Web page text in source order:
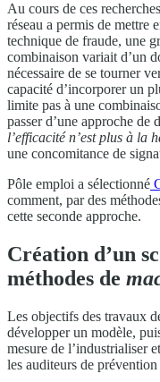
Au cours de ces
réseau a permis de mettre
technique de fraude, une
combinaison variait d’un
nécessaire de se tourner
capacité d’incorporer un
limite pas à une
passer d’une approche de
l’efficacité n’est plus à la
une concomitance de
Pôle emploi a sélectionné
comment, par des
cette seconde approche.
Création d’un
méthodes de
Les objectifs des travaux
développer un modèle,
mesure de l’industrialiser
les auditeurs de prévention